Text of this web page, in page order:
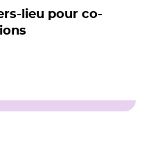
lieu pour co-